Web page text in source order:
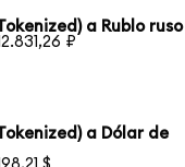
a Rublo ruso
₽
a Dólar de